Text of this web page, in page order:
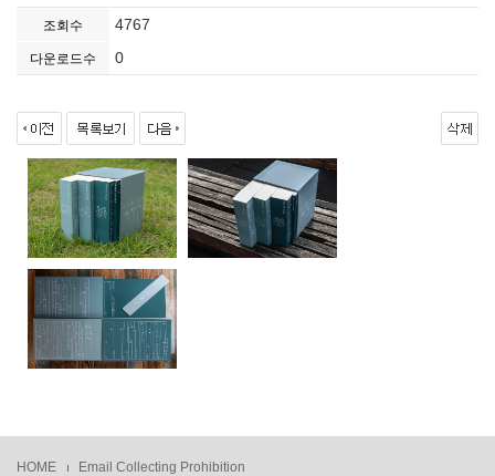
조회수 4767
다운로드수 0
HOME Email Collecting Prohibition